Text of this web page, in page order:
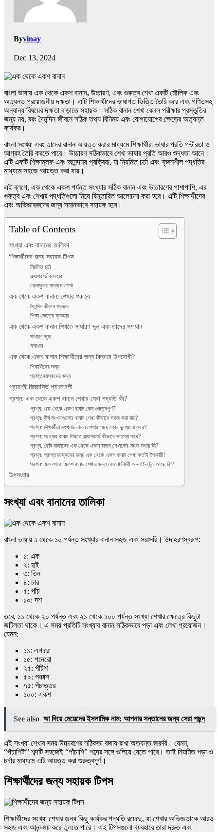
Byvinay
Dec 13, 2024
বাংলা ভাষায় এক থেকে একশ বানান, উচ্চারণ, এবং গুরুত্ব শেখা একটি মৌলিক এবং
অত্যন্ত প্রয়োজনীয় দক্ষতা। এটি শিক্ষার্থীদের ভাষাগত ভিত্তি তৈরি করে এবং গণিতসহ
অন্যান্য বিষয়ের দক্ষতা বাড়াতে সহায়ক। সঠিক বানান শেখা কেবল পরীক্ষার প্রস্তুতির
জন্য নয়, বরং দৈনন্দিন জীবনে সঠিক তথ্য বিনিময় এবং যোগাযোগের ক্ষেত্রে অত্যন্ত
কার্যকর।
বাংলা সংখ্যা এবং তাদের বানান আয়ত্ত করার মাধ্যমে শিক্ষার্থীরা ভাষার প্রতি গভীরতা ও
আগ্রহ তৈরি করতে পারে। উচ্চারণ সঠিকভাবে শেখা ভাষার প্রতি আরও শুদ্ধতা আনে।
এটি একটি শিক্ষামূলক এবং আনন্দময় প্রক্রিয়া, যা নিয়মিত চর্চা এবং সৃজনশীল পদ্ধতির
মাধ্যমে সহজে আয়ত্ত করা যায়।
এই ব্লগে, এক থেকে একশ পর্যন্ত সংখ্যার সঠিক বানান এবং উচ্চারণের পাশাপাশি, এর
গুরুত্ব এবং শেখার পদ্ধতিগুলো নিয়ে বিস্তারিত আলোচনা করা হবে। এটি শিক্ষার্থীদের
এবং অভিভাবকদের জন্য সমানভাবে সহায়ক হবে।
Table of Contents
সংখ্যা এবং বানানের তালিকা
শিক্ষার্থীদের জন্য সহায়ক টিপস
নিয়মিত চর্চা
ফ্ল্যাশকার্ড ব্যবহার
খেলাধুলার মাধ্যমে শেখা
এক থেকে একশ বানান: শেখার গুরুত্ব
দৈনন্দিন জীবনে প্রভাব
শিক্ষা ক্ষেত্রে ব্যবহার
এক থেকে একশ বানান শিখতে সাধারণ ভুল এবং তাদের সমাধান
সাধারণ ভুল
সমাধান
এক থেকে একশ বানান শিক্ষার্থীদের জন্য কিভাবে উপযোগী?
শিক্ষার্থীদের জন্য
প্রাপ্তবয়স্কদের জন্য
প্রায়শই জিজ্ঞাসিত প্রশ্নাবলী
প্রশ্ন: এক থেকে একশ বানান শেখার সেরা পদ্ধতি কী?
প্রশ্ন: এক থেকে একশ বানান কেন গুরুত্বপূর্ণ?
প্রশ্ন: দীর্ঘ সংখ্যাগুলোর বানান শেখা কীভাবে সহজ করা যায়?
প্রশ্ন: শিক্ষার্থীরা সংখ্যার বানান শেখার সময় কোন ভুলগুলো করে?
প্রশ্ন: সংখ্যার বানান শিখতে ফ্ল্যাশকার্ড কীভাবে সাহায্য করে?
প্রশ্ন: ছোট বাচ্চাদের এক থেকে একশ বানান শেখানোর সহজ উপায় কী?
প্রশ্ন: প্রাপ্তবয়স্কদের জন্য এক থেকে একশ বানান শেখা কতটা উপকারী?
প্রশ্ন: এক থেকে একশ বানান শেখার জন্য কোনো নির্দিষ্ট অনলাইন টুল আছে কি?
উপসংহার
সংখ্যা এবং বানানের তালিকা
বাংলা ভাষায় ১ থেকে ১০ পর্যন্ত সংখ্যার বানান সহজ এবং সরাসরি। উদাহরণস্বরূপ:
১: এক
২: দুই
৩: তিন
৪: চার
৫: পাঁচ
১০: দশ
তবে, ১১ থেকে ২০ পর্যন্ত এবং ২১ থেকে ১০০ পর্যন্ত সংখ্যা শেখার ক্ষেত্রে কিছুটা
জটিলতা থাকে। এ সময় প্রতিটি সংখ্যার বানান সঠিকভাবে পড়া এবং লেখা প্রয়োজন।
যেমন:
১১: এগারো
১৫: পনেরো
২৫: পঁচিশ
৫০: পঞ্চাশ
৭৫: পঁচাত্তর
১০০: একশ
See also আ দিয়ে মেয়েদের ইসলামিক নাম: আপনার সন্তানের জন্য সেরা পছন্দ
এই সংখ্যা শেখার সময় উচ্চারণের সঠিকতা বজায় রাখা অত্যন্ত জরুরি। যেমন,
“পঁচাশিটা” শব্দটি সহজেই “পাঁচাশি” শব্দের সঙ্গে গুলিয়ে যেতে পারে। তাই নিয়মিত পড়া ও
চর্চার মাধ্যমে এটি আয়ত্ত করা গুরুত্বপূর্ণ।
শিক্ষার্থীদের জন্য সহায়ক টিপস
শিক্ষার্থীদের সংখ্যা শেখার জন্য কিছু কার্যকর পদ্ধতি রয়েছে, যা শেখার অভিজ্ঞতাকে আরও
সহজ এবং আনন্দময় করে তুলতে পারে। এই টিপসগুলো ব্যবহারে তারা দ্রুত এবং